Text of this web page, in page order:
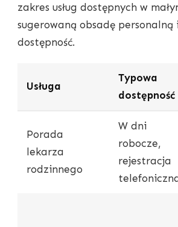
zakres usług dostępnych w
sugerowaną obsadę personalną
dostępność.
Usługa
Typowa
dostępność
Porada
lekarza
rodzinnego
W dni
robocze,
rejestracja